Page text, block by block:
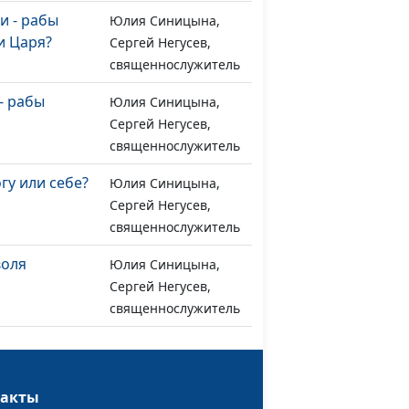
- рабы
Царя?
Юлия Синицына,
Сергей Негусев,
священнослужитель
рабы
Юлия Синицына,
Сергей Негусев,
священнослужитель
или себе?
Юлия Синицына,
Сергей Негусев,
священнослужитель
Юлия Синицына,
Сергей Негусев,
священнослужитель
Божье
Юлия Синицына,